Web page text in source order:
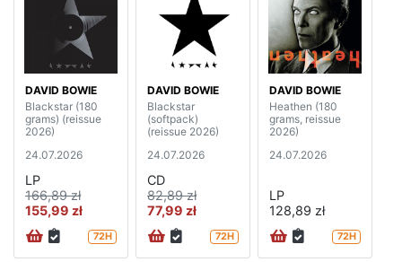
DAVID BOWIE
Blackstar (180
grams) (reissue
2026)
24.07.2026
LP
166,89 zł
155,99 zł
72H
DAVID BOWIE
Blackstar
(softpack)
(reissue 2026)
24.07.2026
CD
82,89 zł
77,99 zł
72H
DAVID BOWIE
Heathen (180
grams, reissue
2026)
24.07.2026
LP
128,89 zł
72H